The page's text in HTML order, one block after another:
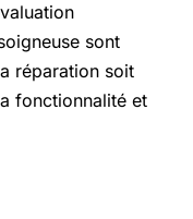
sont
réparation soit
fonctionnalité et